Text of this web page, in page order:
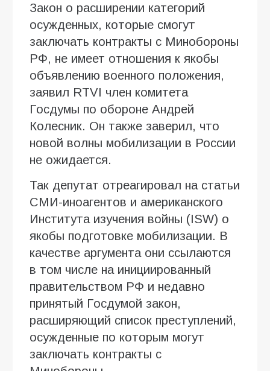
Закон о расширении категорий
осужденных, которые смогут
заключать контракты с Минобороны
РФ, не имеет отношения к якобы
объявлению военного положения,
заявил RTVI член комитета
Госдумы по обороне Андрей
Колесник. Он также заверил, что
новой волны мобилизации в России
не ожидается.
Так депутат отреагировал на статьи
СМИ-иноагентов и американского
Института изучения войны (ISW) о
якобы подготовке мобилизации. В
качестве аргумента они ссылаются
в том числе на инициированный
правительством РФ и недавно
принятый Госдумой закон,
расширяющий список преступлений,
осужденные по которым могут
заключать контракты с